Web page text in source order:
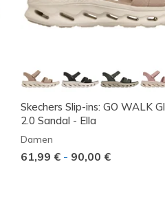
Skechers Slip-ins: GO WALK
2.0 Sandal - Ella
Damen
61,99 € - 90,00 €